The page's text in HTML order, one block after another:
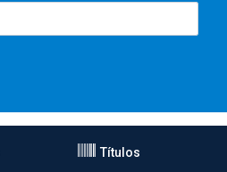
Títulos